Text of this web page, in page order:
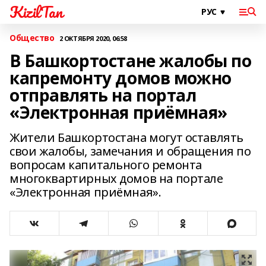
KizilTan
Общество 2 ОКТЯБРЯ 2020, 06:58
В Башкортостане жалобы по
капремонту домов можно
отправлять на портал
«Электронная приёмная»
Жители Башкортостана могут оставлять
свои жалобы, замечания и обращения по
вопросам капитального ремонта
многоквартирных домов на портале
«Электронная приёмная».